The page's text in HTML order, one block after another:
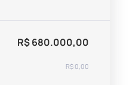
R$ 680.000,00
R$ 0,00